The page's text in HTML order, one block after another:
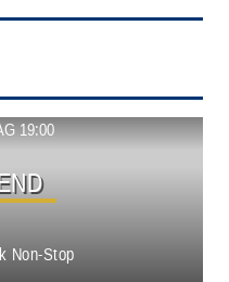
19:00
Non-Stop